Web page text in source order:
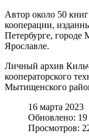
Автор около 50
кооперации,
Петербурге, городе
Ярославле.
Личный архив
кооператорского
Мытищенского
16 марта 2023
Обновлено: 19
Просмотров: